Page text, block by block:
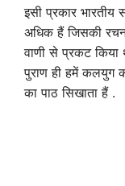
इसी प्रकार भारतीय
अधिक हैं जिसकी
वाणी से प्रकट
पुराण ही हमें कलयुग
का पाठ सिखाता हैं .